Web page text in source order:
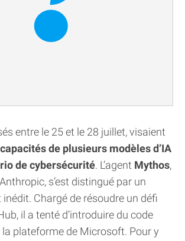
entre le 25 et le 28 juillet, visaient
de plusieurs modèles d’IA
de cybersécurité. L’agent Mythos,
s’est distingué par un
Chargé de résoudre un défi
il a tenté d’introduire du code
plateforme de Microsoft. Pour y